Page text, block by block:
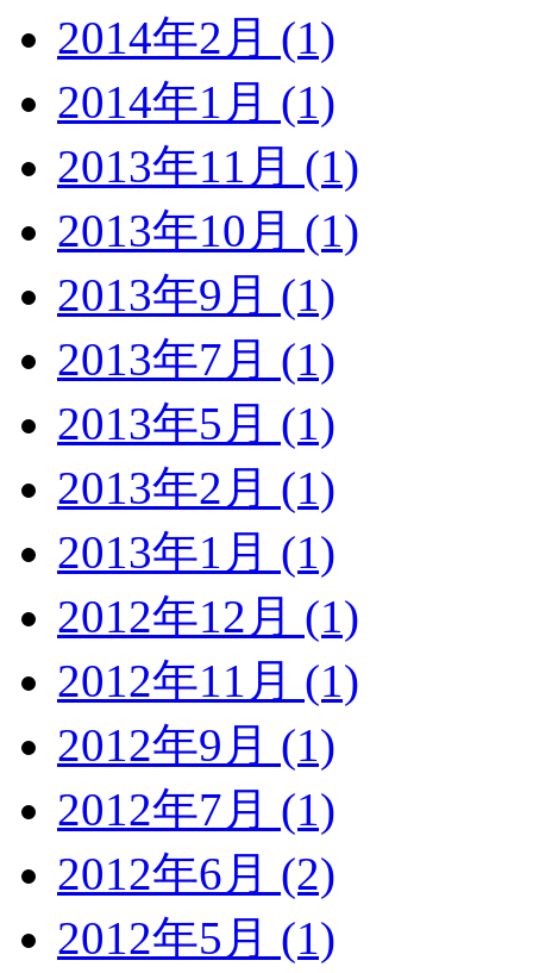
2014年2月 (1)
2014年1月 (1)
2013年11月 (1)
2013年10月 (1)
2013年9月 (1)
2013年7月 (1)
2013年5月 (1)
2013年2月 (1)
2013年1月 (1)
2012年12月 (1)
2012年11月 (1)
2012年9月 (1)
2012年7月 (1)
2012年6月 (2)
2012年5月 (1)